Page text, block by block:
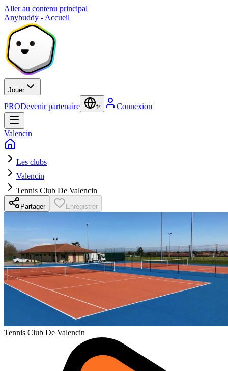
Aller au contenu principal
Anybuddy - Accueil
Jouer
PRODevenir partenaire fr Connexion
Valencin
Les clubs
Valencin
Tennis Club De Valencin
Partager Enregistrer
Tennis Club De Valencin